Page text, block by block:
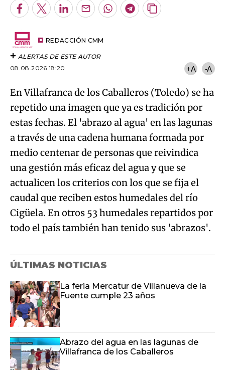
Facebook
TwitterLinkedInEnviarWhatsapp
Telegram
Copiar
REDACCIÓN CMM
ALERTAS DE ESTE AUTOR
08.08.2026 18:20
+A -A
En Villafranca de los Caballeros (Toledo) se ha
repetido una imagen que ya es tradición por
estas fechas. El 'abrazo al agua' en las lagunas
a través de una cadena humana formada por
medio centenar de personas que reivindica
una gestión más eficaz del agua y que se
actualicen los criterios con los que se fija el
caudal que reciben estos humedales del río
Cigüela. En otros 53 humedales repartidos por
todo el país también han tenido sus 'abrazos'.
ÚLTIMAS NOTICIAS
La feria Mercatur de Villanueva de la
Fuente cumple 23 años
Abrazo del agua en las lagunas de
Villafranca de los Caballeros